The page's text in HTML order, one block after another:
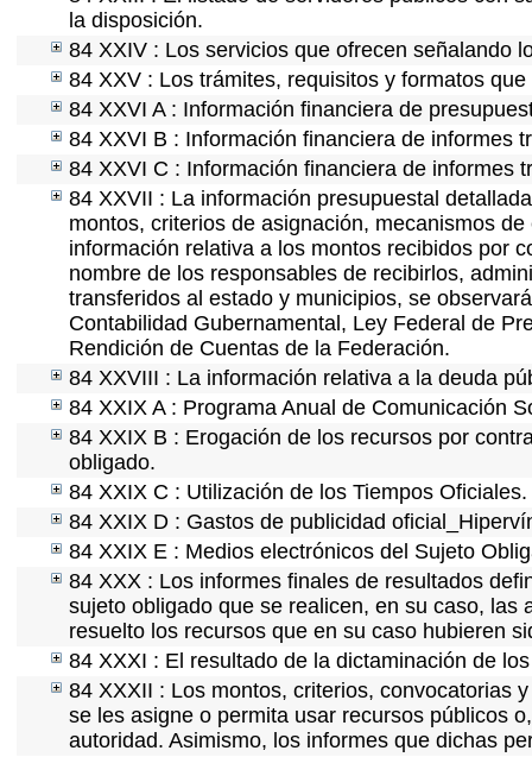
la disposición.
84 XXIV : Los servicios que ofrecen señalando
84 XXV : Los trámites, requisitos y formatos que
84 XXVI A : Información financiera de
84 XXVI B : Información financiera de informes
84 XXVI C : Información financiera de informes
84 XXVII : La información presupuestal
montos, criterios de asignación, mecanismos
información relativa a los montos recibidos por
nombre de los responsables de recibirlos,
transferidos al estado y municipios, se
Contabilidad Gubernamental, Ley Federal de
Rendición de Cuentas de la Federación.
84 XXVIII : La información relativa a la deuda
84 XXIX A : Programa Anual de Comunicación
84 XXIX B : Erogación de los recursos por
obligado.
84 XXIX C : Utilización de los Tiempos Oficiales.
84 XXIX D : Gastos de publicidad
84 XXIX E : Medios electrónicos del Sujeto
84 XXX : Los informes finales de resultados
sujeto obligado que se realicen, en su caso,
resuelto los recursos que en su caso hubieren
84 XXXI : El resultado de la dictaminación de
84 XXXII : Los montos, criterios, convocatorias
se les asigne o permita usar recursos públicos
autoridad. Asimismo, los informes que dichas